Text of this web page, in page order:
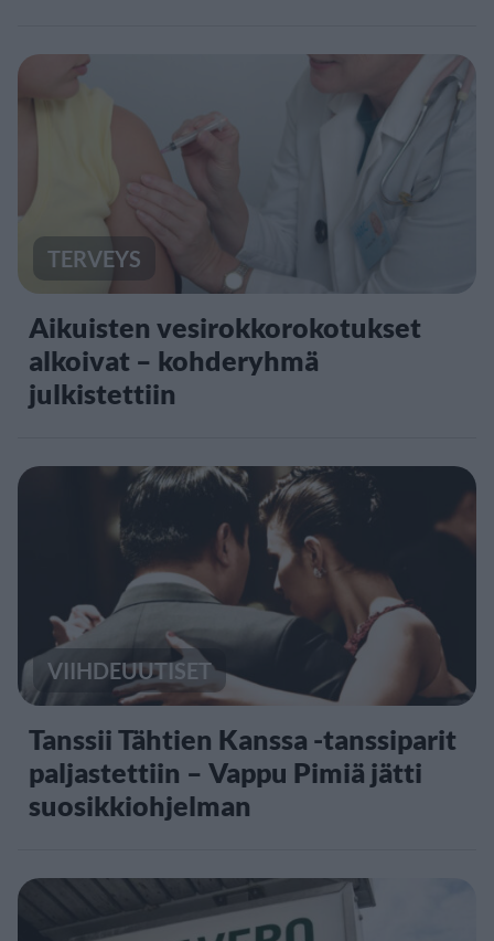
TERVEYS
Aikuisten vesirokkorokotukset
alkoivat – kohderyhmä
julkistettiin
VIIHDEUUTISET
Tanssii Tähtien Kanssa -tanssiparit
paljastettiin – Vappu Pimiä jätti
suosikkiohjelman